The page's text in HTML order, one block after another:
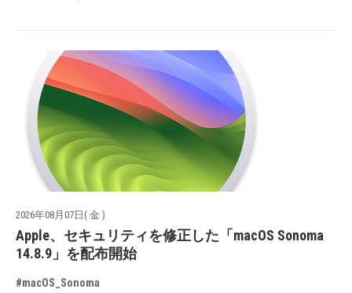
2026年08月07日( 金 )
Apple、セキュリティを修正した「macOS Sonoma
14.8.9」を配布開始
#macOS_Sonoma